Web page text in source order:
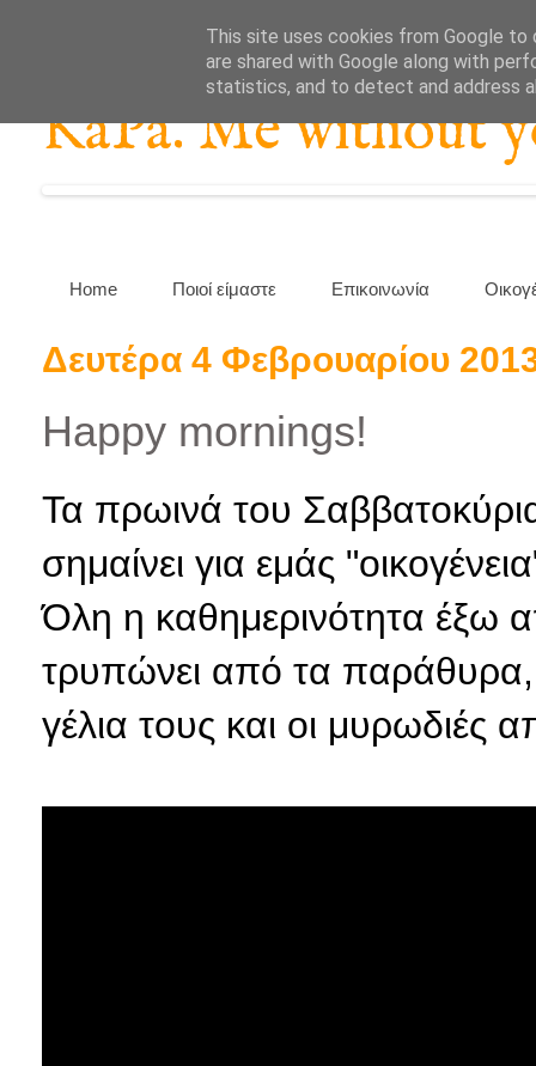
KaPa. Me without
Home Ποιοί είμαστε Επικοινωνία
Δευτέρα 4 Φεβρουαρίου
Happy mornings!
Τα πρωινά του
σημαίνει για εμάς
Όλη η καθημερινότητα έξω
τρυπώνει από τα παράθυρα,
γέλια τους και οι
This site uses cookies from Google to
are shared with Google along with
statistics, and to detect and address